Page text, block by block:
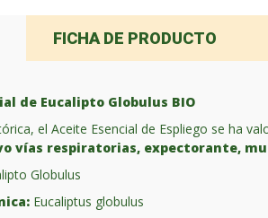
FICHA DE PRODUCTO
de Eucalipto Globulus BIO
el Aceite Esencial de Espliego se ha
vías respiratorias, expectorante,
Globulus
Eucaliptus globulus